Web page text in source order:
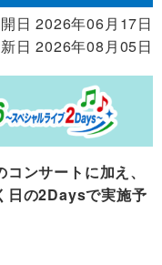
日 2026年06月17日
日 2026年08月05日
ンサートに加え、
日の2Daysで実施予